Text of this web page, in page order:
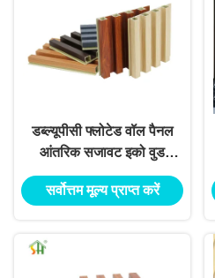
डब्ल्यूपीसी फ्लोटेड वॉल पैनल
आंतरिक सजावट इको वुड
डब्ल्यूपीसी वॉल पैनल क्लैडिंग
लैमिन डब्ल्यूपीसी वॉल पैनल
सर्वोत्तम मूल्य प्राप्त करें